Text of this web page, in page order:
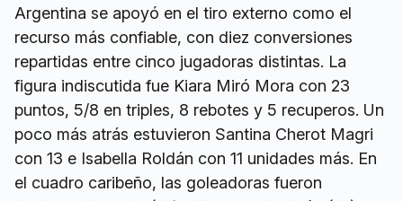
Argentina se apoyó en el tiro externo como el
recurso más confiable, con diez conversiones
repartidas entre cinco jugadoras distintas. La
figura indiscutida fue Kiara Miró Mora con 23
puntos, 5/8 en triples, 8 rebotes y 5 recuperos. Un
poco más atrás estuvieron Santina Cherot Magri
con 13 e Isabella Roldán con 11 unidades más. En
el cuadro caribeño, las goleadoras fueron